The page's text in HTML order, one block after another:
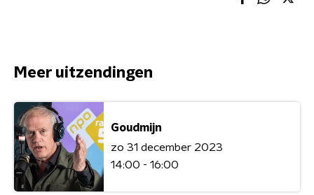
Meer uitzendingen
Goudmijn
zo 31 december 2023
14:00 - 16:00